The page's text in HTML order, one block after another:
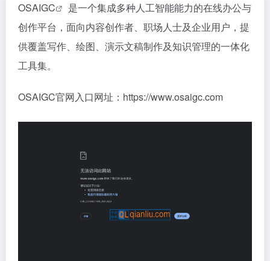
OSAIGC
是一个集成多种人工智能能力的在线办公与
创作平台，面向内容创作者、职场人士及企业用户，提
供覆盖写作、绘图、演示文稿制作及知识管理的一体化
工具集。
OSAIGC官网入口网址：https://www.osaigc.com